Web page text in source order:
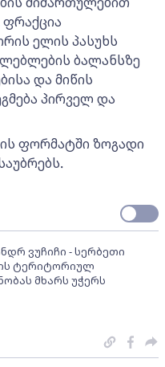
ელის პასუხს
ბალანსზე
და მიწის
პირველ და
ფორმატში ზოგადი
ვუჩიჩი - სერბეთი
ტერიტორიულ
მხარს უჭერს